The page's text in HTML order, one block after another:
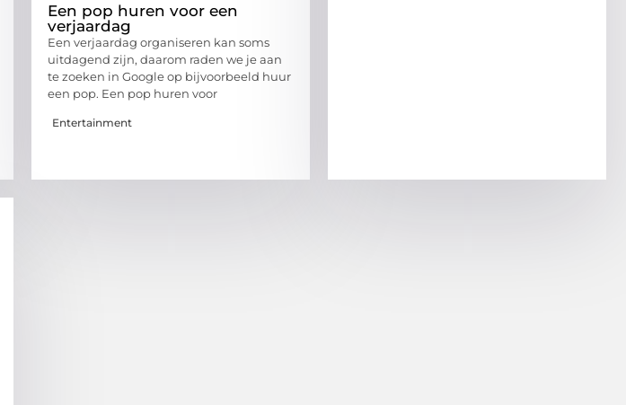
Een pop huren voor een
verjaardag
Een verjaardag organiseren kan soms
uitdagend zijn, daarom raden we je aan
te zoeken in Google op bijvoorbeeld huur
een pop. Een pop huren voor
Entertainment